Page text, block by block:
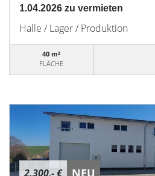
1.04.2026 zu vermieten
Halle / Lager / Produktion
40 m²
FLÄCHE
2.300,- € NEU